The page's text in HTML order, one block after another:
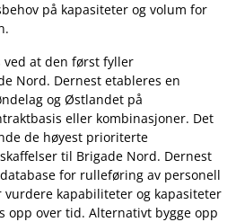
på kapasiteter og volum for
at den først fyller
Nord. Dernest etableres en
og Østlandet på
eller kombinasjoner. Det
de høyest prioriterte
til Brigade Nord. Dernest
for rulleføring av personell
kapabiliteter og kapasiteter
opp over tid. Alternativt bygge opp